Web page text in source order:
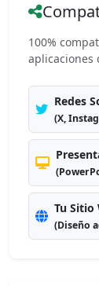
100%
aplicaciones
Redes
(X,
Tu Sitio
(Diseño